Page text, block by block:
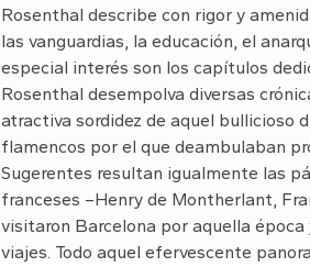
Rosenthal describe con rigor y
las vanguardias, la educación, el
especial interés son los capítulos
Rosenthal desempolva diversas
atractiva sordidez de aquel bullicioso
flamencos por el que deambulaban
Sugerentes resultan igualmente las
franceses –Henry de Montherlant,
visitaron Barcelona por aquella
viajes. Todo aquel efervescente